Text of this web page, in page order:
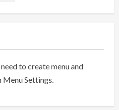
to create menu and
Settings.